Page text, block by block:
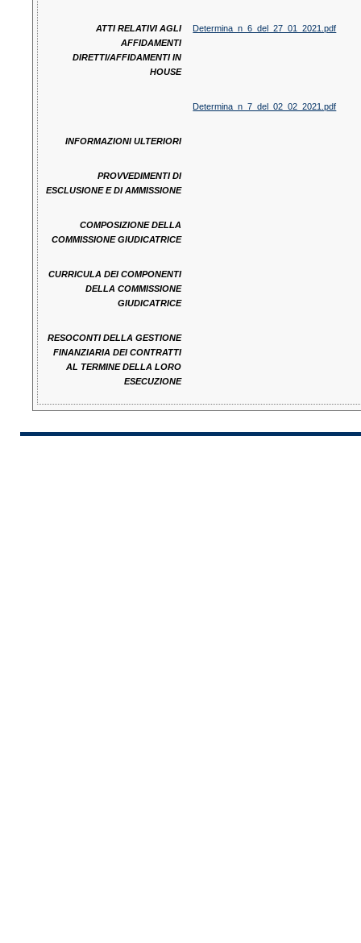
ATTI RELATIVI AGLI
AFFIDAMENTI
DIRETTI/AFFIDAMENTI IN
HOUSE
Determina_n_6_del_27_01_2021.pdf
Determina_n_7_del_02_02_2021.pdf
INFORMAZIONI ULTERIORI
PROVVEDIMENTI DI
ESCLUSIONE E DI AMMISSIONE
COMPOSIZIONE DELLA
COMMISSIONE GIUDICATRICE
CURRICULA DEI COMPONENTI
DELLA COMMISSIONE
GIUDICATRICE
RESOCONTI DELLA GESTIONE
FINANZIARIA DEI CONTRATTI
AL TERMINE DELLA LORO
ESECUZIONE